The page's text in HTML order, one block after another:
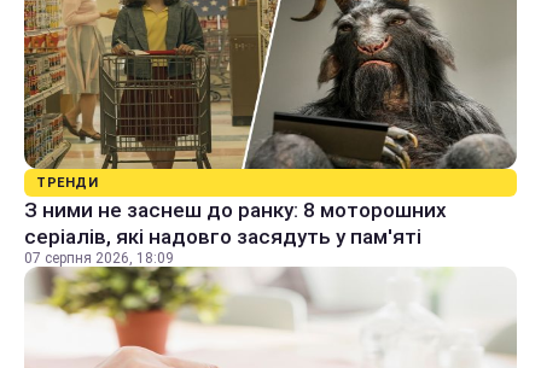
ТРЕНДИ
З ними не заснеш до ранку: 8 моторошних
серіалів, які надовго засядуть у пам'яті
07 серпня 2026, 18:09